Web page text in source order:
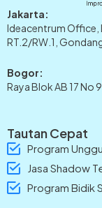
Jakarta:
Ideacentrum Office,
RT.2/RW.1,
Bogor:
Raya Blok AB 17 No
Tautan Cepat
Program
Jasa Shadow
Program Bidik